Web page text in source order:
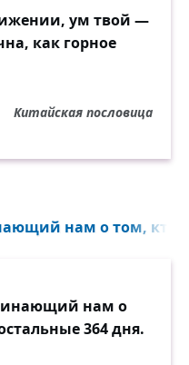
ум твой —
как горное
Китайская пословица
нам о том, кто
нам о
364 дня.